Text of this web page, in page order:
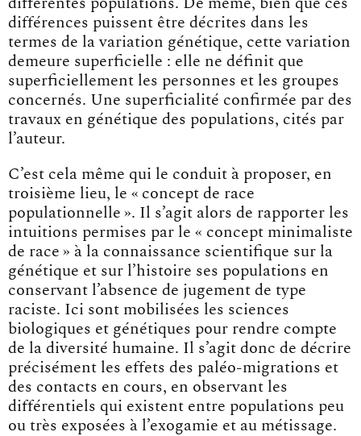
différences puissent être décrites dans les
termes de la variation génétique, cette variation
demeure superficielle : elle ne définit que
superficiellement les personnes et les groupes
concernés. Une superficialité confirmée par des
travaux en génétique des populations, cités par
l’auteur.
C’est cela même qui le conduit à proposer, en
troisième lieu, le « concept de race
populationnelle ». Il s’agit alors de rapporter les
intuitions permises par le « concept minimaliste
de race » à la connaissance scientifique sur la
génétique et sur l’histoire ses populations en
conservant l’absence de jugement de type
raciste. Ici sont mobilisées les sciences
biologiques et génétiques pour rendre compte
de la diversité humaine. Il s’agit donc de décrire
précisément les effets des paléo-migrations et
des contacts en cours, en observant les
différentiels qui existent entre populations peu
ou très exposées à l’exogamie et au métissage.